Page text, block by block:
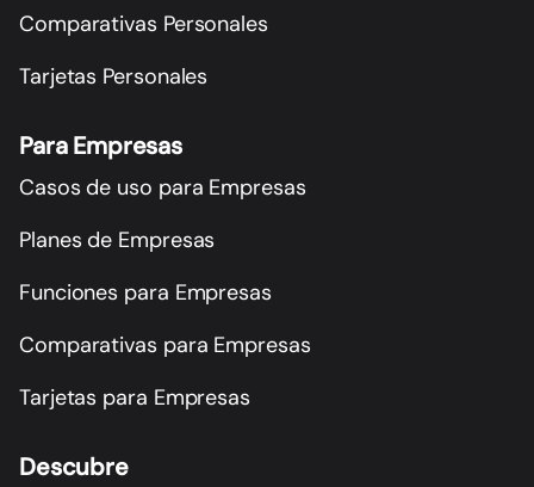
Comparativas Personales
Tarjetas Personales
Para Empresas
Casos de uso para Empresas
Planes de Empresas
Funciones para Empresas
Comparativas para Empresas
Tarjetas para Empresas
Descubre